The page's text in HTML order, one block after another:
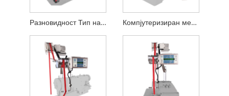
Разновидност Тип на затегнување Компјутеризиран уред за мерење Компјутеризиран мерен уред за Overlock